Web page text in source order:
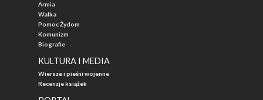
Armia
Walka
Pomoc Żydom
Komunizm
Biografie
KULTURA I MEDIA
Wiersze i pieśni wojenne
Recenzje książek